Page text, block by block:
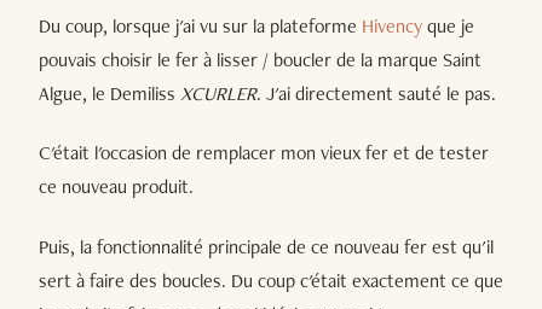
Du coup, lorsque j'ai vu sur la plateforme Hivencyque je
pouvais choisir le fer à lisser / boucler de la marque Saint
Algue, le Demiliss XCURLER. J'ai directement sauté le pas.
C'était l'occasion de remplacer mon vieux fer et de tester
ce nouveau produit.
Puis, la fonctionnalité principale de ce nouveau fer est qu'il
sert à faire des boucles. Du coup c'était exactement ce que